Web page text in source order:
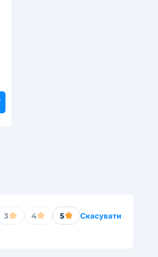
3 4 5 Скасувати